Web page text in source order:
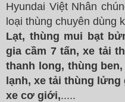
Hyundai Việt Nhân
loại thùng chuyên dùng
Lạt, thùng mui bạt
gia cầm 7 tấn, xe tải
thanh long, thùng
lạnh, xe tải thùng
xe cơ giới,.....